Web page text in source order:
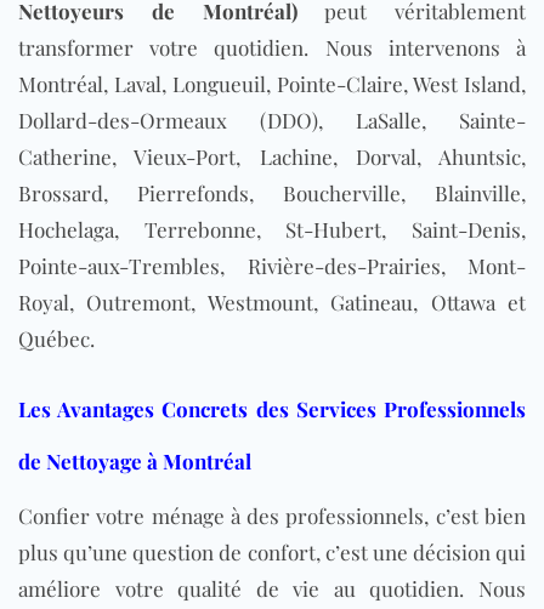
Nettoyeurs de Montréal)peut véritablement
transformer votre quotidien. Nous intervenons à
Montréal, Laval, Longueuil, Pointe-Claire, West Island,
Dollard-des-Ormeaux (DDO), LaSalle, Sainte-
Catherine, Vieux-Port, Lachine, Dorval, Ahuntsic,
Brossard, Pierrefonds, Boucherville, Blainville,
Hochelaga, Terrebonne, St-Hubert, Saint-Denis,
Pointe-aux-Trembles, Rivière-des-Prairies, Mont-
Royal, Outremont, Westmount, Gatineau, Ottawa et
Québec.
Les Avantages Concrets des Services Professionnels
de Nettoyage à Montréal
Confier votre ménage à des professionnels, c’est bien
plus qu’une question de confort, c’est une décision qui
améliore votre qualité de vie au quotidien. Nous